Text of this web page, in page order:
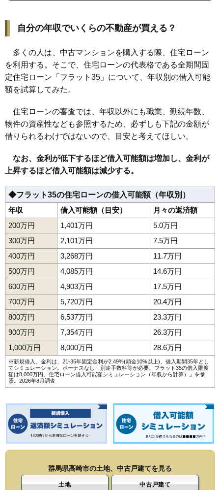
自分の年収でいくらの不動産が買える？
多くの人は、中古マンションを購入する際、住宅ローン
を利用する。そこで、住宅ローンの代表格である全期間固
定住宅ローン「フラット35」について、年収別の借入可能
額を試算してみた。
住宅ローンの審査では、年収以外にも職業、勤続年数、
物件の資産性なども参照するため、必ずしも下記の金額が
借りられるわけではないので、目安と考えてほしい。
なお、金利が低下するほど借入可能額は増加し、金利が
上昇するほど借入可能額は減少する。
◆フラット35の住宅ローンの借入可能額（年収別）
年収
借入可能額（目安）
月々の返済額
200万円
1,401万円
5.0万円
300万円
2,101万円
7.5万円
400万円
3,268万円
11.7万円
500万円
4,085万円
14.6万円
600万円
4,903万円
17.5万円
700万円
5,720万円
20.4万円
800万円
6,537万円
23.3万円
900万円
7,354万円
26.3万円
1,000万円
8,000万円 28.6万円
※新規借入。金利は、21-35年固定金利が2.49%(頭金10%以上)、借入期間35年とし
てシミュレーション。ボーナスなし、別途手数料等が必要。フラット35の借入限度
額は8,000万円。 住宅ローン借入可能額シミュレーション（年収から計算）
」を参
照。2026年8月調査
群馬県高崎市の土地、中古戸建てを見る
土地 中古戸建て